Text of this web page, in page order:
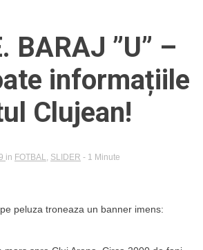
BARAJ ”U” –
informațiile
Clujean!
in FOTBAL SLIDER - 1 Minute
peluza troneaza un banner imens: